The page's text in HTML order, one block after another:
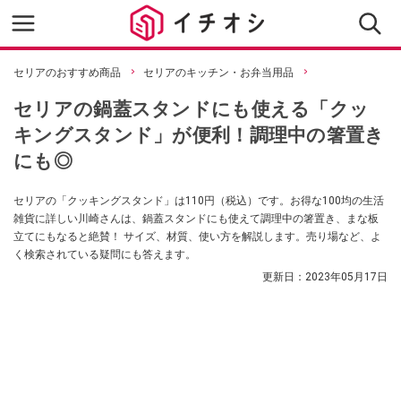
セリアのおすすめ商品 セリアのキッチン・お弁当用品
セリアの鍋蓋スタンドにも使える「クッ
キングスタンド」が便利！調理中の箸置き
にも◎
セリアの「クッキングスタンド」は110円（税込）です。お得な100均の生活
雑貨に詳しい川崎さんは、鍋蓋スタンドにも使えて調理中の箸置き、まな板
立てにもなると絶賛！ サイズ、材質、使い方を解説します。売り場など、よ
く検索されている疑問にも答えます。
更新日： 2023年05月17日